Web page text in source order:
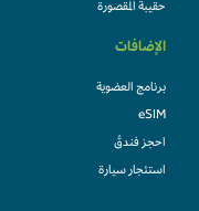
حقيبة المقصورة
الإضافات
برنامج العضوية
eSIM
احجز فندقً
استئجار سيارة